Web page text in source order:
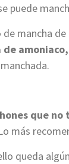
puede
de mancha
de
que no
más
queda